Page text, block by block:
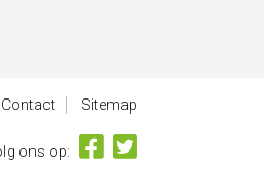
Contact Sitemap
ons op: